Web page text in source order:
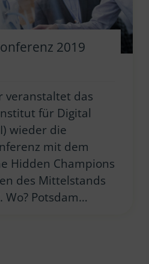
2019
veranstaltet das
für Digital
wieder die
mit dem
Hidden Champions
des Mittelstands
Wo? Potsdam…